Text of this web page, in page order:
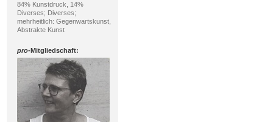
84% Kunstdruck, 14%
Diverses; Diverses;
mehrheitlich: Gegenwartskunst,
Abstrakte Kunst
pro-Mitgliedschaft: